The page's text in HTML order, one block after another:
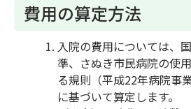
費用の算定方法
入院の費用については、
準、さぬき市民病院の使
る規則（平成22年病院事
に基づいて算定します。